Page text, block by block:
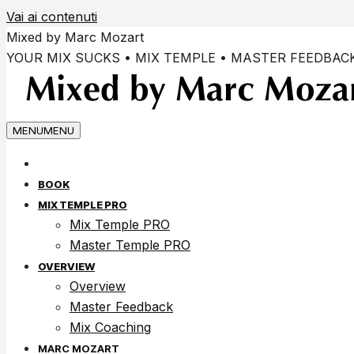
Vai ai contenuti
Mixed by Marc Mozart
YOUR MIX SUCKS • MIX TEMPLE • MASTER
MENUMENU
BOOK
MIX TEMPLE PRO
Mix Temple PRO
Master Temple PRO
OVERVIEW
Overview
Master Feedback
Mix Coaching